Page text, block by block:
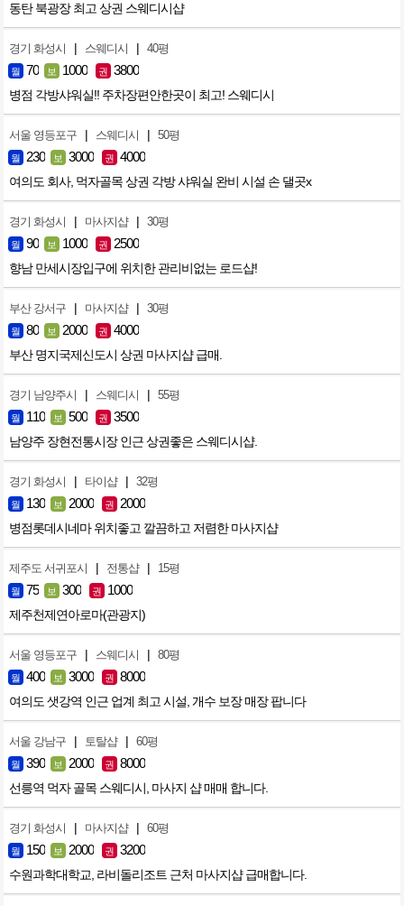
동탄 북광장 최고 상권 스웨디시샵
경기 화성시 | 스웨디시 | 40평
월 70 보 1000 권 3800
병점 각방샤워실!! 주차장편안한곳이 최고! 스웨디시
서울 영등포구 | 스웨디시 | 50평
월 230 보 3000 권 4000
여의도 회사, 먹자골목 상권 각방 샤워실 완비 시설 손 댈곳x
경기 화성시 | 마사지샵 | 30평
월 90 보 1000 권 2500
향남 만세시장입구에 위치한 관리비없는 로드샵!
부산 강서구 | 마사지샵 | 30평
월 80 보 2000 권 4000
부산 명지국제신도시 상권 마사지샵 급매.
경기 남양주시 | 스웨디시 | 55평
월 110 보 500 권 3500
남양주 장현전통시장 인근 상권좋은 스웨디시샵.
경기 화성시 | 타이샵 | 32평
월 130 보 2000 권 2000
병점롯데시네마 위치좋고 깔끔하고 저렴한 마사지샵
제주도 서귀포시 | 전통샵 | 15평
월 75 보 300 권 1000
제주천제연아로마(관광지)
서울 영등포구 | 스웨디시 | 80평
월 400 보 3000 권 8000
여의도 샛강역 인근 업계 최고 시설, 개수 보장 매장 팝니다
서울 강남구 | 토탈샵 | 60평
월 390 보 2000 권 8000
선릉역 먹자 골목 스웨디시, 마사지 샵 매매 합니다.
경기 화성시 | 마사지샵 | 60평
월 150 보 2000 권 3200
수원과학대학교, 라비돌리조트 근처 마사지샵 급매합니다.